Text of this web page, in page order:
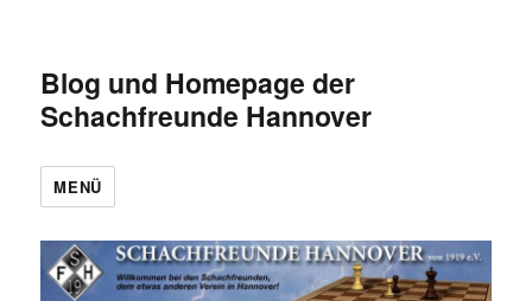
Blog und Homepage der
Schachfreunde Hannover
MENÜ